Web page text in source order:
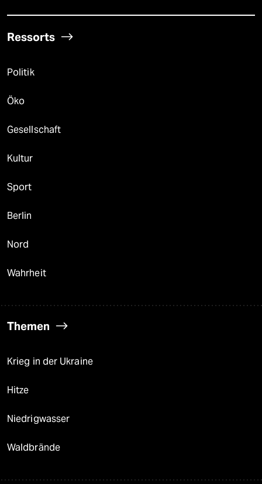
Ressorts
Politik
Öko
Gesellschaft
Kultur
Sport
Berlin
Nord
Wahrheit
Themen
Krieg in der Ukraine
Hitze
Niedrigwasser
Waldbrände